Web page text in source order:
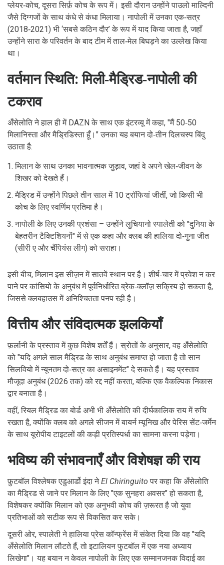
प्लेयर‑कोच, दूसरा सिर्फ़ कोच के रूप में। इसी दौरान उन्होंनेपाउलो माल्दिनी
जैसे दिग्गजों के साथ कंधे से कंधा मिलाया। नापोली में उनका एक‑सत्र
(2018‑2021) भी ‘सबसे कठिन दौर’ के रूप में याद किया जाता है, जहाँ
उन्होंने सारा के परिवर्तन के बाद टीम में ताल‑मेल बिघड़ने का उल्लेख किया
था।
वर्तमान स्थिति: मिली‑मैड्रिड‑नापोली की
टकराव
अँसेलोति ने हाल ही में DAZNके साथ एक इंटरव्यू में कहा, "मैं 50‑50
मिलानिस्ता और मैड्रिडिस्ता हूँ।" उनका यह बयान दो‑तीन दिलचस्प बिंदु
उठाता है:
मिलान के साथ उनका भावनात्मक जुड़ाव, जहां वे अपने खेल‑जीवन के
शिखर को देखते हैं।
मैड्रिड में उन्होंने पिछले तीन साल में 10 ट्रॉफियां जीतीं, जो किसी भी
कोच के लिए स्वर्णिम प्रतिमा है।
नापोली के लिए उनकी प्रशंसा – उन्होंने लुचियानो स्पालेती को "दुनिया के
बेहतरीन टैक्टिशियनों" में से एक कहा और क्लब की हालिया दो‑गुना जीत
(सीरी ए और चैंपियंस लीग) को सराहा।
इसी बीच, मिलान इस सीज़न में सातवें स्थान पर है। शीर्ष‑चार में प्रवेश न कर
पाने पर कांसियो के अनुबंध में पूर्वनिर्धारित ब्रेक‑क्लॉज़ सक्रिय हो सकता है,
जिससे क्लबहाउस में अनिश्चितता पनप रही है।
वित्तीय और संविदात्मक झलकियाँ
फ़र्लानी के प्रस्ताव में कुछ विशेष शर्तें हैं। स्रोतों के अनुसार, वह अँसेलोति
को "यदि अगले साल मैड्रिड के साथ अनुबंध समाप्त हो जाता है तो सान
सिलवियो में न्यूनतम दो‑सत्र का असाइनमेंट" दे सकते हैं। यह प्रस्ताव
मौजूदा अनुबंध (2026 तक) को रद्द नहीं करता, बल्कि एक वैकल्पिक निकास
द्वार बनाता है।
वहीं, रियल मैड्रिड का बोर्ड अभी भी अँसेलोति की दीर्घकालिक राय में रुचि
रखता है, क्योंकि क्लब को अगले सीजन में बायर्न म्यूनिख और पेरिस सेंट‑जर्मेन
के साथ यूरोपीय टाइटलों की कड़ी प्रतिस्पर्धा का सामना करना पड़ेगा।
भविष्य की संभावनाएँ और विशेषज्ञ की राय
फ़ुटबॉल विश्लेषकएडुआर्डो इंदानेEl Chiringuito पर कहा कि अँसेलोति
का मैड्रिड से जाने पर मिलान के लिए "एक सुनहरा अवसर" हो सकता है,
विशेषकर क्योंकि मिलान को एक अनुभवी कोच की ज़रूरत है जो युवा
प्रतिभाओं को सटीक रूप से विकसित कर सके।
दूसरी ओर, स्पालेती ने हालिया प्रेस कॉन्फ्रेंस में संकेत दिया कि वह "यदि
अँसेलोति मिलान लौटते हैं, तो इटालियन फुटबॉल में एक नया अध्याय
लिखेगा"। यह बयान न केवल नापोली के लिए एक सम्मानजनक विदाई का